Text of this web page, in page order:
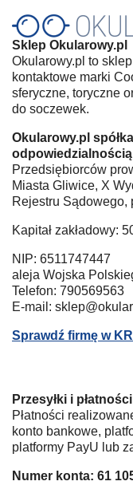
Sklep Okularowy.pl
Okularowy.pl to
kontaktowe marki
sferyczne, toryczne
do soczewek.
Okularowy.pl
odpowiedzialnością
Przedsiębiorców
Miasta Gliwice, X
Rejestru Sądowego,
Kapitał zakładowy:
NIP: 6511747447
aleja Wojska
Telefon: 790569563
E-mail:
Sprawdź firmę w
Przesyłki i płatności
Płatności
konto bankowe,
platformy PayU lub
Numer konta: 61